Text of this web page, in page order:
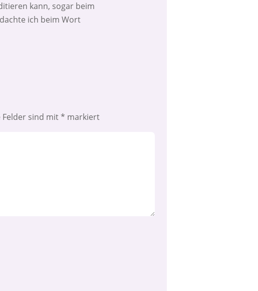
kann, sogar beim
ich beim Wort
Felder sind mit* markiert